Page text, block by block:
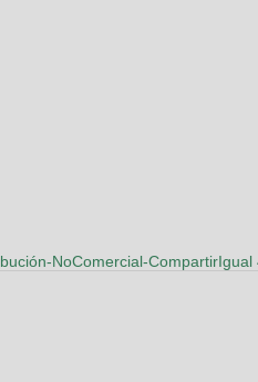
NoComercial-CompartirIgual